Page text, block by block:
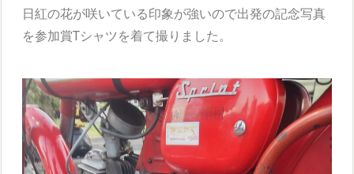
日紅の花が咲いている印象が強いので出発の記念写真
を参加賞Tシャツを着て撮りました。